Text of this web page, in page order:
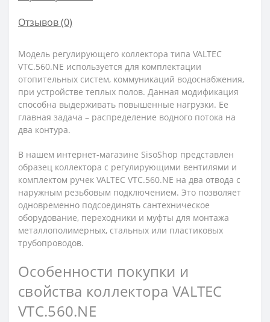
Отзывов (0)
Модель регулирующего коллектора типа VALTEC
VTC.560.NE используется для комплектации
отопительных систем, коммуникаций водоснабжения,
при устройстве теплых полов. Данная модификация
способна выдерживать повышенные нагрузки. Ее
главная задача – распределение водного потока на
два контура.
В нашем интернет-магазине SisoShop представлен
образец коллектора с регулирующими вентилями и
комплектом ручек VALTEC VTC.560.NE на два отвода с
наружным резьбовым подключением. Это позволяет
одновременно подсоединять сантехническое
оборудование, переходники и муфты для монтажа
металлополимерных, стальных или пластиковых
трубопроводов.
Особенности покупки и
свойства коллектора VALTEC
VTC.560.NE